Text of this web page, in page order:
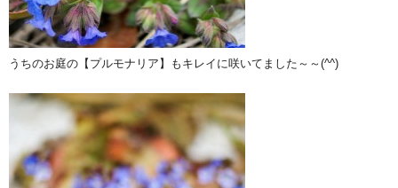
うちのお庭の【プルモナリア】もキレイに咲いてました～～(^^)